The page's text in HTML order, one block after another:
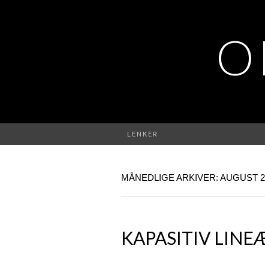
LENKER
MÅNEDLIGE ARKIVER: AUGUST
KAPASITIV